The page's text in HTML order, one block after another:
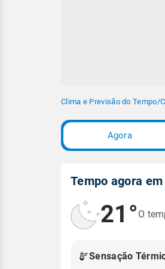
Clima e Previsão do Tempo/
Agora
Tempo agora em
21° O
Sensação